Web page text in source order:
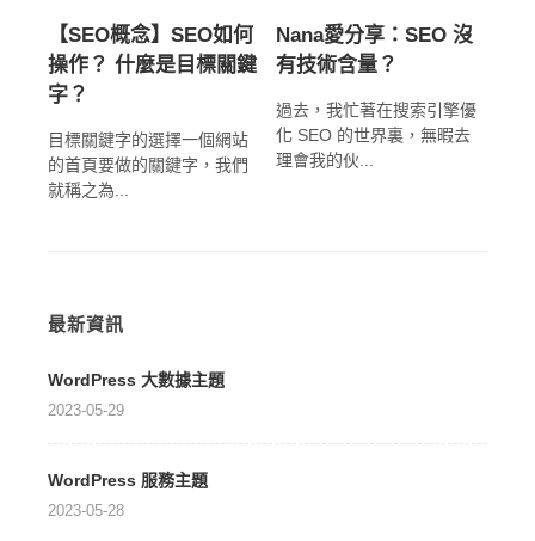
【SEO概念】SEO如何
操作？ 什麼是目標關鍵
字？
目標關鍵字的選擇一個網站
的首頁要做的關鍵字，我們
就稱之為...
Nana愛分享：SEO 沒
有技術含量？
過去，我忙著在搜索引擎優
化 SEO 的世界裏，無暇去
理會我的伙...
最新資訊
WordPress 大數據主題
2023-05-29
WordPress 服務主題
2023-05-28